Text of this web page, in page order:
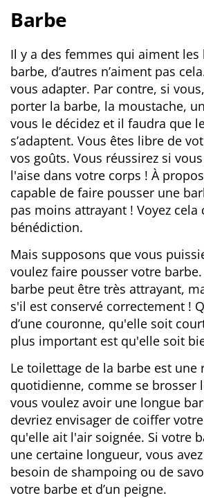
Barbe
Il y a des femmes qui aiment les
barbe, d’autres n’aiment pas
vous adapter. Par contre, si
porter la barbe, la moustache,
vous le décidez et il faudra que
s’adaptent. Vous êtes libre de
vos goûts. Vous réussirez si
l'aise dans votre corps ! À
capable de faire pousser une
pas moins attrayant ! Voyez cela
bénédiction.
Mais supposons que vous
voulez faire pousser votre
barbe peut être très attrayant,
s'il est conservé correctement !
d’une couronne, qu'elle soit
plus important est qu'elle soit
Le toilettage de la barbe est une
quotidienne, comme se brosser
vous voulez avoir une longue
devriez envisager de coiffer
qu'elle ait l'air soignée. Si votre
une certaine longueur, vous
besoin de shampoing ou de
votre barbe et d’un peigne.